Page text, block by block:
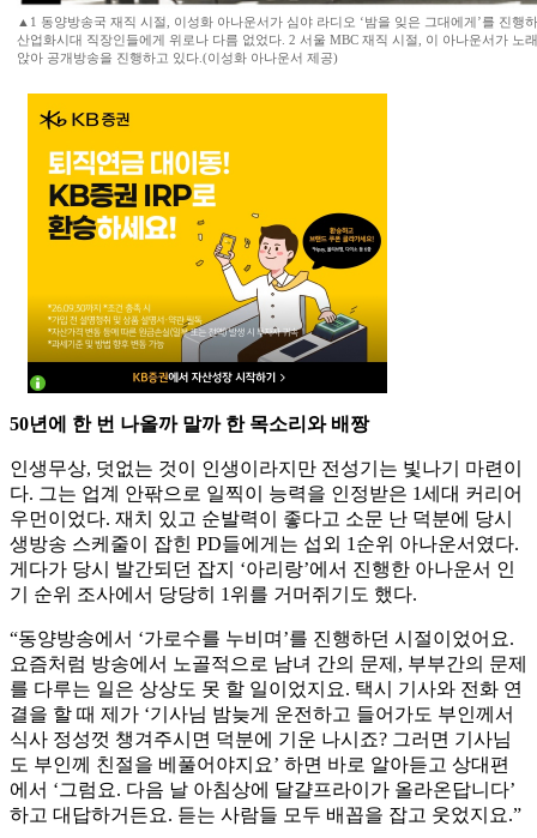
▲1 동양방송국 재직 시절, 이성화 아나운서가 심야 라디오 ‘밤을 잊은 그대에게’를 진행
산업화시대 직장인들에게 위로나 다름 없었다. 2 서울 MBC 재직 시절, 이 아나운서가 노
앉아 공개방송을 진행하고 있다.(이성화 아나운서 제공)
50년에 한 번 나올까 말까 한 목소리와 배짱
인생무상, 덧없는 것이 인생이라지만 전성기는 빛나기 마련이
다. 그는 업계 안팎으로 일찍이 능력을 인정받은 1세대 커리어
우먼이었다. 재치 있고 순발력이 좋다고 소문 난 덕분에 당시
생방송 스케줄이 잡힌 PD들에게는 섭외 1순위 아나운서였다.
게다가 당시 발간되던 잡지 ‘아리랑’에서 진행한 아나운서 인
기 순위 조사에서 당당히 1위를 거머쥐기도 했다.
“동양방송에서 ‘가로수를 누비며’를 진행하던 시절이었어요.
요즘처럼 방송에서 노골적으로 남녀 간의 문제, 부부간의 문제
를 다루는 일은 상상도 못 할 일이었지요. 택시 기사와 전화 연
결을 할 때 제가 ‘기사님 밤늦게 운전하고 들어가도 부인께서
식사 정성껏 챙겨주시면 덕분에 기운 나시죠? 그러면 기사님
도 부인께 친절을 베풀어야지요’ 하면 바로 알아듣고 상대편
에서 ‘그럼요. 다음 날 아침상에 달걀프라이가 올라온답니다’
하고 대답하거든요. 듣는 사람들 모두 배꼽을 잡고 웃었지요.”